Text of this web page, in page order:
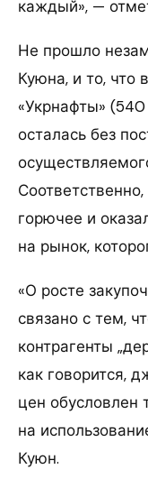
каждый», —
Не прошло
Куюна, и то, что
«Укрнафты»
осталась без
горючее и
на рынок,
«О росте
связано с тем,
контрагенты
как говорится,
цен обусловлен
на
Куюн.